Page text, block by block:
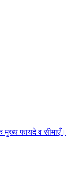
फायदे व सीमाएँ।